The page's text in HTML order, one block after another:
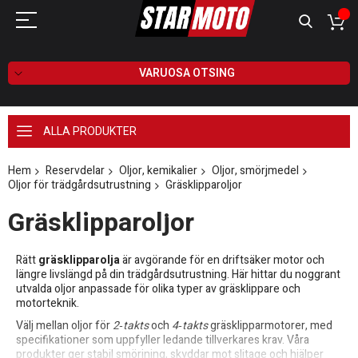
VARUOSA OTSING
ALLA PRODUKTER
Hem Reservdelar Oljor, kemikalier
Oljor, smörjmedel
Oljor för trädgårdsutrustning
Gräsklipparoljor
Gräsklipparoljor
Rättgräsklipparoljaär avgörande för en driftsäker motor och
längre livslängd på din trädgårdsutrustning. Här hittar du noggrant
utvalda oljor anpassade för olika typer av gräsklippare och
motorteknik.
Välj mellan oljor för2‑taktsoch 4‑taktsgräsklipparmotorer, med
specifikationer som uppfyller ledande tillverkares krav. Våra
produkter ger stabil smörjning, skyddar mot slitage och hjälper